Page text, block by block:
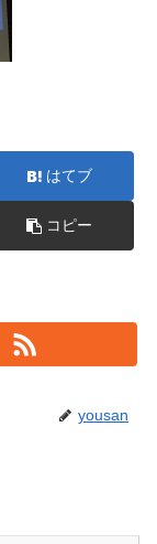
はてブ
コピー
yousan